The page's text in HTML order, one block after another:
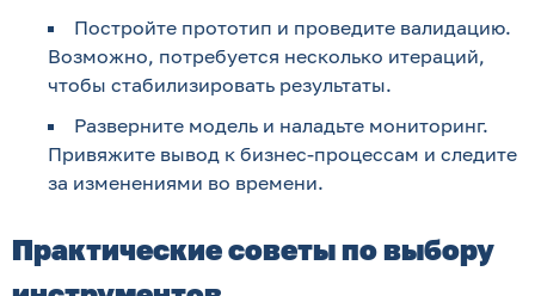
Постройте прототип и проведите валидацию.
Возможно, потребуется несколько итераций,
чтобы стабилизировать результаты.
Разверните модель и наладьте мониторинг.
Привяжите вывод к бизнес-процессам и следите
за изменениями во времени.
Практические советы по выбору